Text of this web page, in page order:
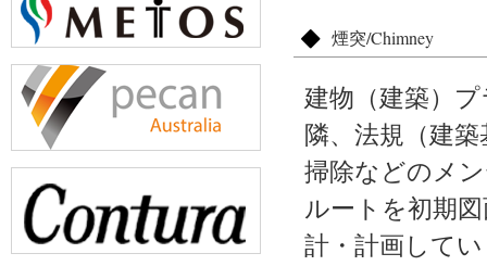
煙突/Chimney
建物（建築）
隣、法規（建
掃除などのメ
ルートを初期
計・計画して